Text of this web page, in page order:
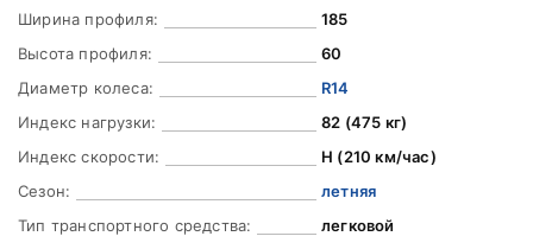
Ширина профиля:
185
Высота профиля:
60
Диаметр колеса:
R14
Индекс нагрузки:
82 (475 кг)
Индекс скорости:
H (210 км/час)
Сезон:
летняя
Тип транспортного средства:
легковой